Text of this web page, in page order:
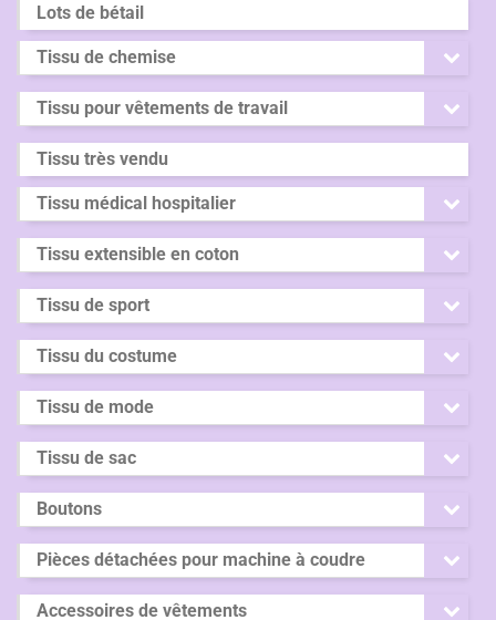
Lots de bétail
Tissu de chemise
Tissu pour vêtements de travail
Tissu très vendu
Tissu médical hospitalier
Tissu extensible en coton
Tissu de sport
Tissu du costume
Tissu de mode
Tissu de sac
Boutons
Pièces détachées pour machine à coudre
Accessoires de vêtements